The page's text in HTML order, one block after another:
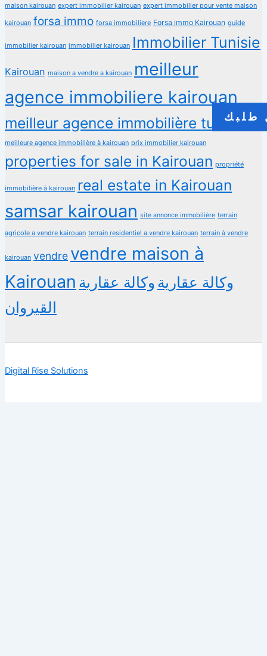
طلبك
maison kairouan expert immobilier kairouan expert immobilier pour vente maison
kairouan forsa immo forsa immobiliere Forsa immo Kairouan guide
immobilier kairouan immobilier kairouan Immobilier Tunisie
Kairouan maison a vendre a kairouan meilleur
agence immobiliere kairouan
meilleur agence immobilière tunisie
meilleure agence immobilière à kairouan prix immobilier kairouan
properties for sale in Kairouan propriété
immobilière à kairouan real estate in Kairouan
samsar kairouan site annonce immobilière terrain
agricole a vendre kairouan terrain residentiel a vendre kairouan terrain à vendre
kairouan vendre vendre maison à
Kairouan
وكالة عقارية وكالة عقارية
القيروان
Digital Rise Solutions